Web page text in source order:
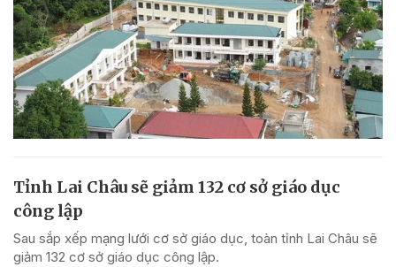
Tỉnh Lai Châu sẽ giảm 132 cơ sở giáo dục
công lập
Sau sắp xếp mạng lưới cơ sở giáo dục, toàn tỉnh Lai Châu sẽ
giảm 132 cơ sở giáo dục công lập.